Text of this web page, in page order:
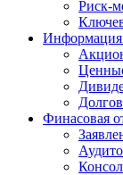
Риск-
Информация
Финасовая